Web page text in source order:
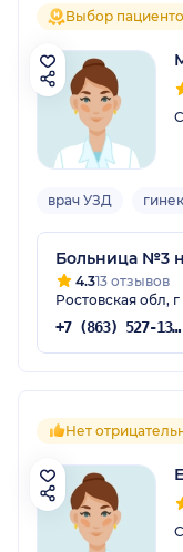
Выбор
врач УЗД
Больница №3
4.313 отзывов
Ростовская обл,
+7 (863) 527-13-13
Нет